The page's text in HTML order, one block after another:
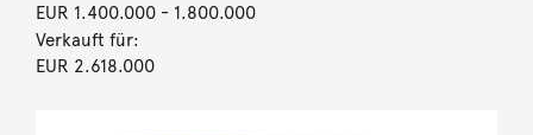
EUR 1.400.000- 1.800.000
Verkauft für:
EUR 2.618.000